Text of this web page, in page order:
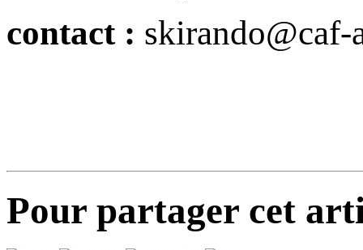
contact :
Pour partager cet